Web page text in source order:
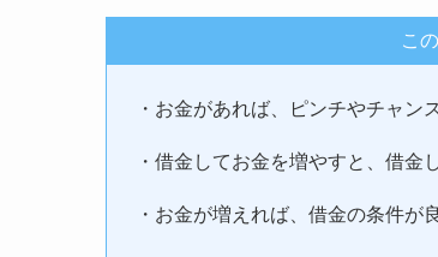
こ
・お金があれば、ピンチやチャン
・借金してお金を増やすと、借金
・お金が増えれば、借金の条件が